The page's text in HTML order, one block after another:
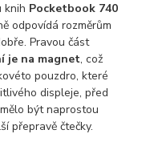
knih Pocketbook 740
odpovídá rozměrům
Pravou část
je na magnet, což
pouzdro, které
displeje, před
být naprostou
přepravě čtečky.